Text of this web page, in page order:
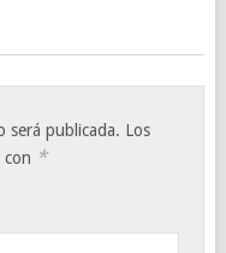
será publicada. Los
con *